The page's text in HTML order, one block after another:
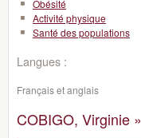
Obésité
Activité physique
Santé des populations
Langues :
Français et anglais
COBIGO, Virginie »